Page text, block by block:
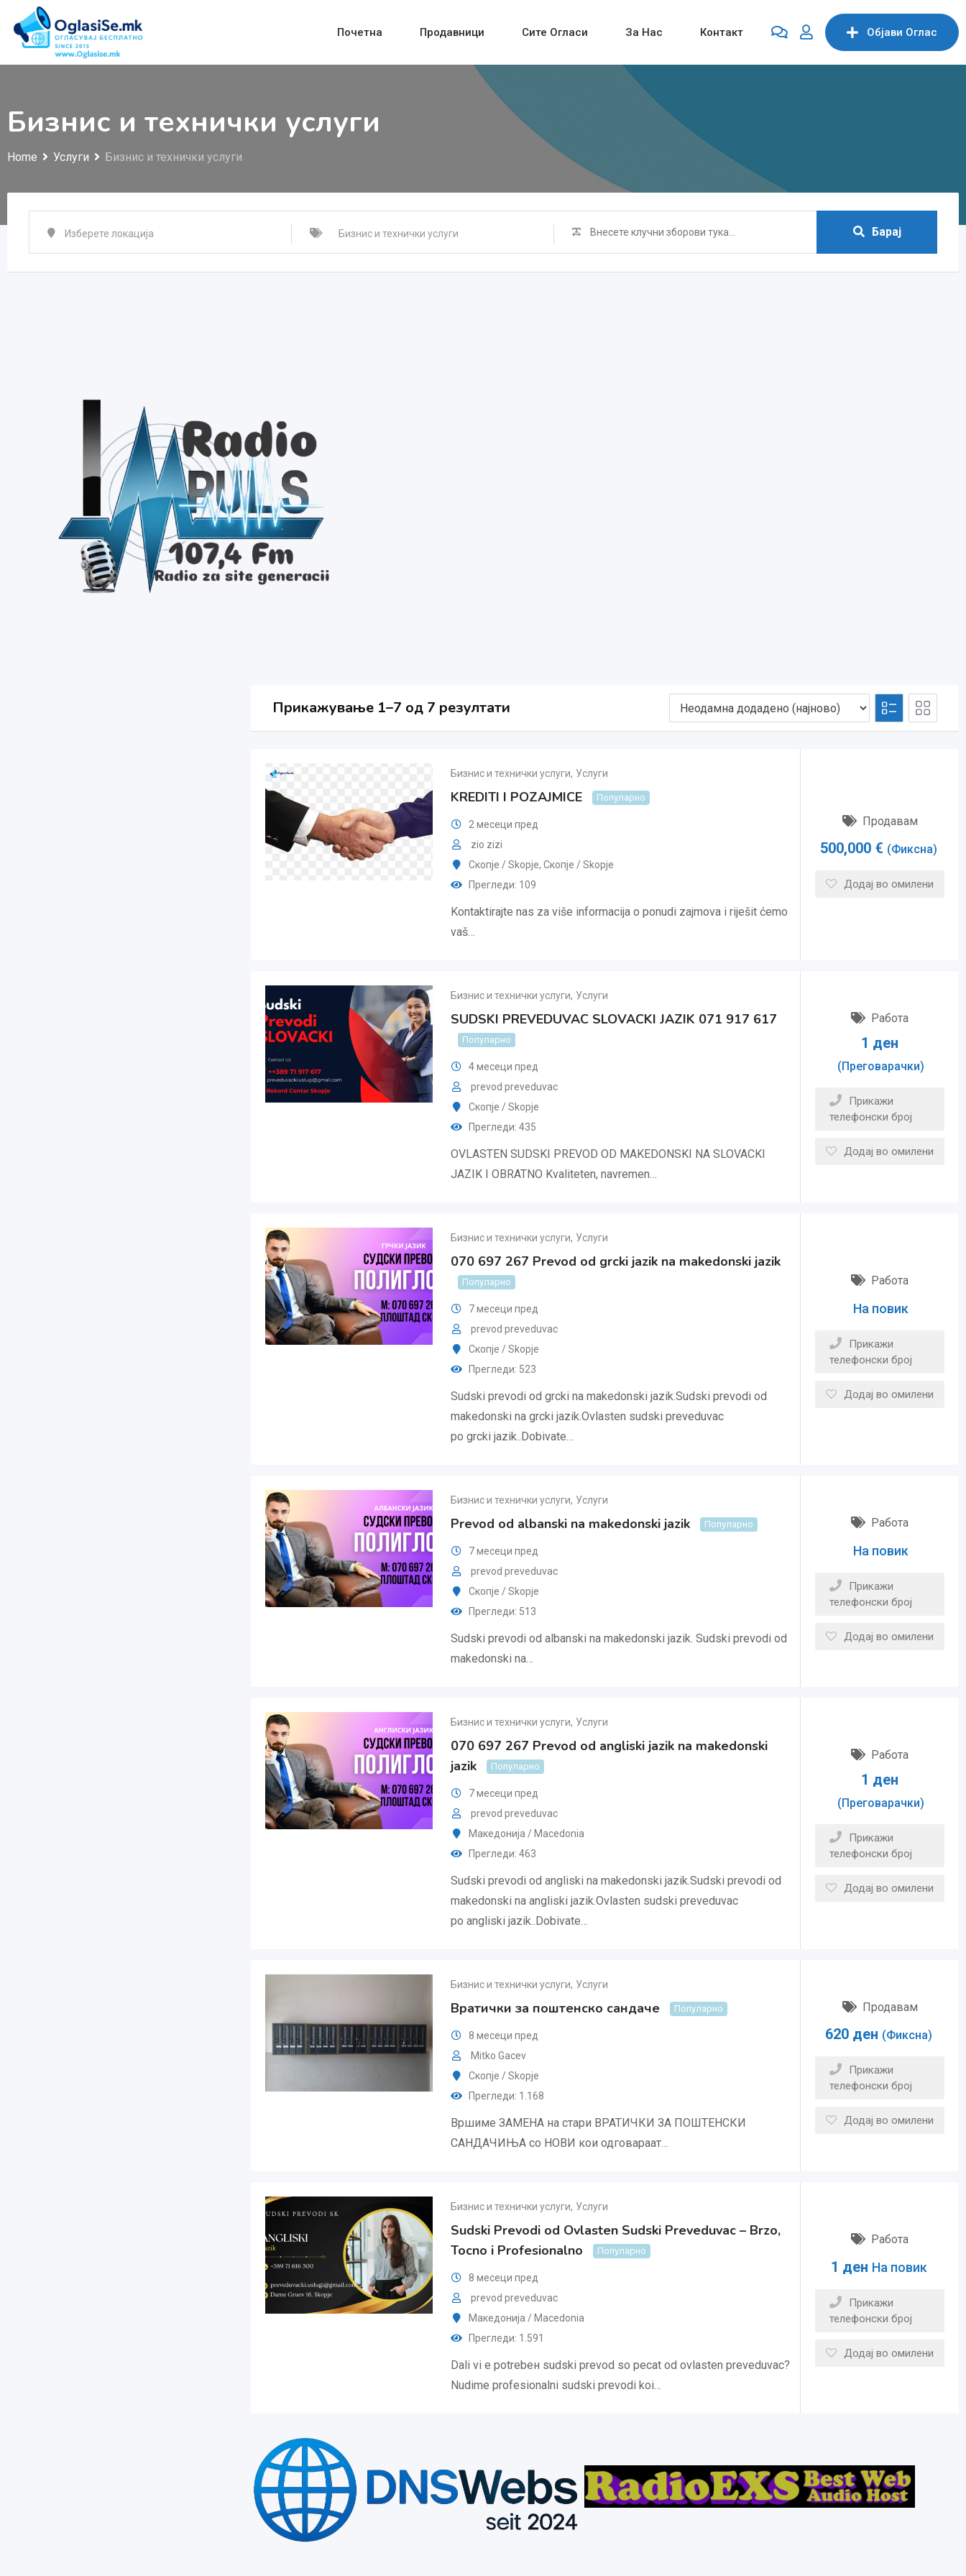
content
Објави Oглас
Почетна Продавници Сите Огласи За Нас Контакт
Бизнис и технички услуги
Home Услуги Бизнис и технички услуги
Барај
Прикажување 1–7 од 7 резултати
Бизнис и технички услуги, Услуги
KREDITI I POZAJMICE Популарно
2 месеци пред
zio zizi
Скопје / Skopje, Скопjе / Skopje
Прегледи: 109
Kontaktirajte nas za više informacija o ponudi zajmova i riješit ćemo
vaš…
Продавам
500,000 € (Фиксна)
Додај во омилени
Бизнис и технички услуги, Услуги
SUDSKI PREVEDUVAC SLOVACKI JAZIK 071 917 617
Популарно
4 месеци пред
prevod preveduvac
Скопjе / Skopje
Прегледи: 435
OVLASTEN SUDSKI PREVOD OD MAKEDONSKI NA SLOVACKI
JAZIK I OBRATNO Kvaliteten, navremen…
Работа
1 ден
(Преговарачки)
Прикажи
телефонски број
Додај во омилени
Бизнис и технички услуги, Услуги
070 697 267 Prevod od grcki jazik na makedonski jazik
Популарно
7 месеци пред
prevod preveduvac
Скопjе / Skopje
Прегледи: 523
Sudski prevodi od grcki na makedonski jazik.Sudski prevodi od
makedonski na grcki jazik.Ovlasten sudski preveduvac
po grcki jazik..Dobivate…
Работа
На повик
Прикажи
телефонски број
Додај во омилени
Бизнис и технички услуги, Услуги
Prevod od albanski na makedonski jazik Популарно
7 месеци пред
prevod preveduvac
Скопjе / Skopje
Прегледи: 513
Sudski prevodi od albanski na makedonski jazik. Sudski prevodi od
makedonski na…
Работа
На повик
Прикажи
телефонски број
Додај во омилени
Бизнис и технички услуги, Услуги
070 697 267 Prevod od angliski jazik na makedonski
jazik
Популарно
7 месеци пред
prevod preveduvac
Македонија / Macedonia
Прегледи: 463
Sudski prevodi od angliski na makedonski jazik.Sudski prevodi od
makedonski na angliski jazik.Ovlasten sudski preveduvac
po angliski jazik..Dobivate…
Работа
1 ден
(Преговарачки)
Прикажи
телефонски број
Додај во омилени
Бизнис и технички услуги, Услуги
Вратички за поштенско сандаче Популарно
8 месеци пред
Mitko Gacev
Скопjе / Skopje
Прегледи: 1.168
Вршиме ЗАМЕНА на стари ВРАТИЧКИ ЗА ПОШТЕНСКИ
САНДАЧИЊА со НОВИ кои одговараат…
Продавам
620 ден (Фиксна)
Прикажи
телефонски број
Додај во омилени
Бизнис и технички услуги, Услуги
Sudski Prevodi od Ovlasten Sudski Preveduvac – Brzo,
Tocno i Profesionalno
Популарно
8 месеци пред
prevod preveduvac
Македонија / Macedonia
Прегледи: 1.591
Dali vi e potrebен sudski prevod so pecat od ovlasten preveduvac?
Nudime profesionalni sudski prevodi koi…
Работа
1 ден На повик
Прикажи
телефонски број
Додај во омилени